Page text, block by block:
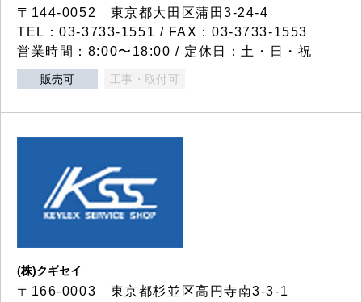
〒144-0052 東京都大田区蒲田3-24-4
TEL：03-3733-1551 / FAX：03-3733-1553
営業時間：8:00〜18:00 / 定休日：土・日・祝
販売可 工事・取付可
(株)クギセイ
〒166-0003 東京都杉並区高円寺南3-3-1